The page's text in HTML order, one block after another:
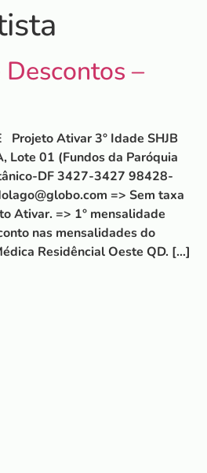
–
Projeto Ativar 3° Idade SHJB
Lote 01 (Fundos da Paróquia
DF 3427-3427 98428-
=> Sem taxa
Ativar. => 1° mensalidade
nas mensalidades do
Residêncial Oeste QD. […]